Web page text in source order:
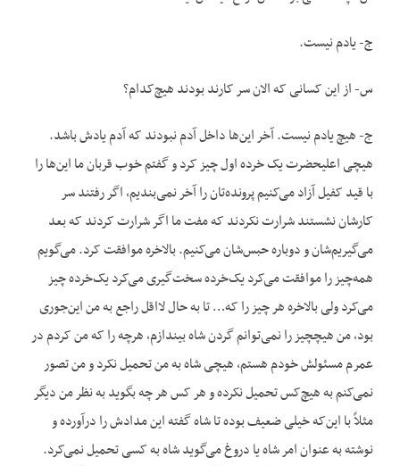
ج- یادم نیست.
س- از این کسانی که الان سر کارند بودند هیچ‌کدام؟
ج- هیچ یادم نیست. آخر این‌ها داخل آدم نبودند که آدم یادش باشد.
هیچی اعلیحضرت یک خرده اول چیز کرد و گفتم خوب قربان ما این‌ها را
با قید کفیل آزاد می‌کنیم پرونده‌تان را آخر نمی‌بندیم، اگر رفتند سر
کارشان نشستند شرارت نکردند که مفت ما اگر شرارت کردند که بعد
می‌گیریم‌شان و دوباره حبس‌شان می‌کنیم. بالاخره موافقت کرد. می‌گویم
همه‌چیز را موافقت می‌کرد یک‌خرده سخت‌گیری می‌کرد یک‌خرده چیز
می‌کرد ولی بالاخره هر چیز را که… تا به حال لااقل راجع به من این‌جوری
بود، من هیچچیز را نمی‌توانم گردن شاه بیندازم، هرچه را که من کردم در
عمرم مسئولش خودم هستم، هیچی شاه به من تحمیل نکرد و من تصور
نمی‌کنم به هیچ‌کس تحمیل نکرده و هر کس هر چه بگوید به نظر من دیگر
مثلاً با این‌که خیلی ضعیف بوده تا شاه گفته این مدادش را درآورده و
نوشته به عنوان امر شاه یا دروغ می‌گوید شاه به کسی تحمیل نمی‌کرد.